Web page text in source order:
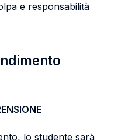
e responsabilità
lo studente sarà